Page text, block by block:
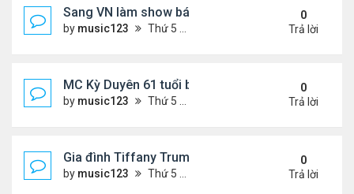
Sang VN làm show bán vé giá "trên trời"
by music123 Thứ 5 Tháng 7 30, 2026 6:51 pm
0
Trả lời
MC Kỳ Duyên 61 tuổi bị soi nhan sắc khi
by music123 Thứ 5 Tháng 7 30, 2026 6:37 pm
0
Trả lời
Gia đình Tiffany Trump đi nghỉ ở Spain
by music123 Thứ 5 Tháng 7 30, 2026 6:33 pm
0
Trả lời